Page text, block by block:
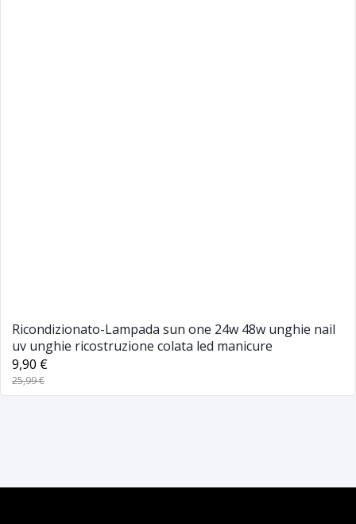
Ricondizionato-Lampada sun one 24w 48w unghie nail
uv unghie ricostruzione colata led manicure
9,90 €
25,99 €